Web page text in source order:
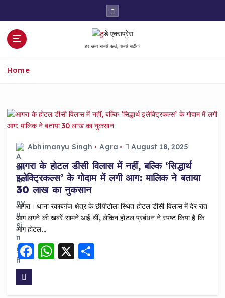
हर खबर सबसे पहले, सबसे सटीक
Home
Abhimanyu Singh Agra August 18, 2025
आगरा के होटल डीसी विलास में नहीं, बल्कि ‘सिद्धार्थ
इलेक्ट्रिकल्स’ के गोदाम में लगी आग: मालिक ने बताया
30 लाख का नुकसान
आगरा। थाना रकाबगंज क्षेत्र के छीपीटोला स्थित होटल डीसी विलास में देर रात
आग लगने की खबरें सामने आई थीं, लेकिन होटल प्रबंधन ने स्पष्ट किया है कि
आग होटल…
F WX S